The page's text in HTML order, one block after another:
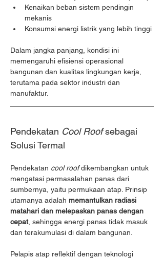
Kenaikan beban sistem pendingin
mekanis
Konsumsi energi listrik yang lebih tinggi
Dalam jangka panjang, kondisi ini
memengaruhi efisiensi operasional
bangunan dan kualitas lingkungan kerja,
terutama pada sektor industri dan
manufaktur.
Pendekatan Cool Roof sebagai
Solusi Termal
Pendekatan cool roof dikembangkan untuk
mengatasi permasalahan panas dari
sumbernya, yaitu permukaan atap. Prinsip
utamanya adalah memantulkan radiasi
matahari dan melepaskan panas dengan
cepat, sehingga energi panas tidak masuk
dan terakumulasi di dalam bangunan.
Pelapis atap reflektif dengan teknologi